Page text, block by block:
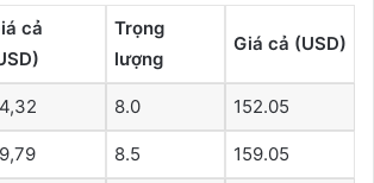
cả
Trọng
lượng
Giá cả (USD)
8.0 152.05
8.5 159.05